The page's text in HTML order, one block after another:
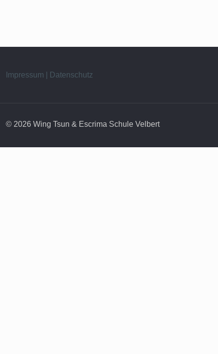
Impressum | Datenschutz
© 2026 Wing Tsun & Escrima Schule Velbert